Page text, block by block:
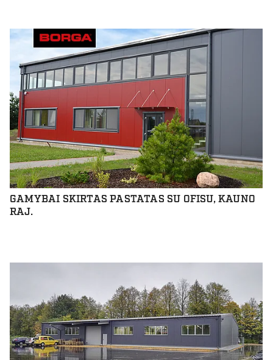
GAMYBAI SKIRTAS PASTATAS SU OFISU, KAUNO
RAJ.